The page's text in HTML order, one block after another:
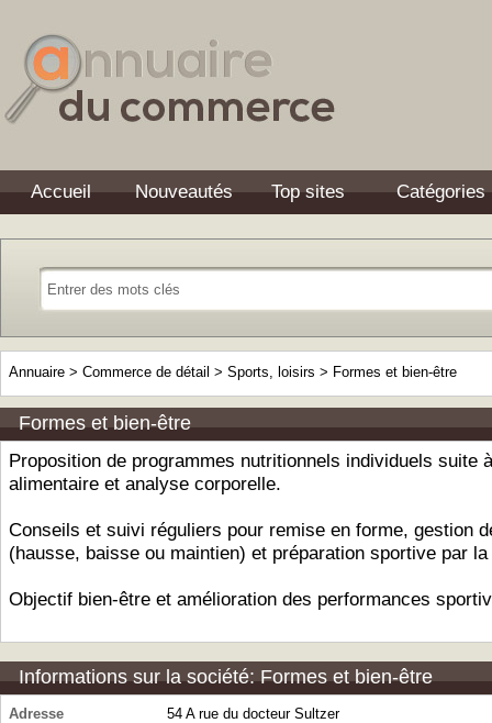
Accueil Nouveautés Top sites Catégories
Annuaire > Commerce de détail > Sports, loisirs > Formes et bien-être
Formes et bien-être
Proposition de programmes nutritionnels individuels suite
alimentaire et analyse corporelle.
Conseils et suivi réguliers pour remise en forme, gestion
(hausse, baisse ou maintien) et préparation sportive par
Objectif bien-être et amélioration des performances
Informations sur la société: Formes et bien-être
Adresse
54 A rue du docteur Sultzer